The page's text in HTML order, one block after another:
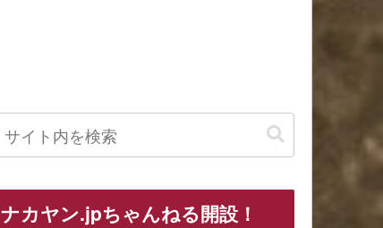
ナカヤン.jpちゃんねる開設！